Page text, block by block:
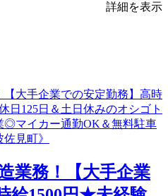
詳細を表示
業務！【大手企業